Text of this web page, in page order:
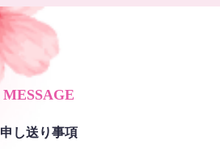
MESSAGE
申し送り事項